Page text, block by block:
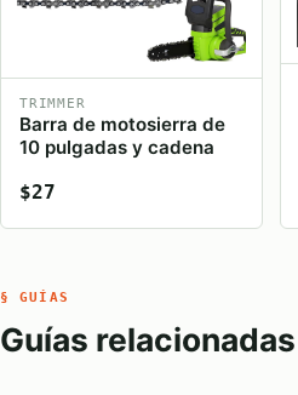
TRIMMER
Barra de motosierra de
10 pulgadas y cadena
$27
§ GUÍAS
Guías relacionadas